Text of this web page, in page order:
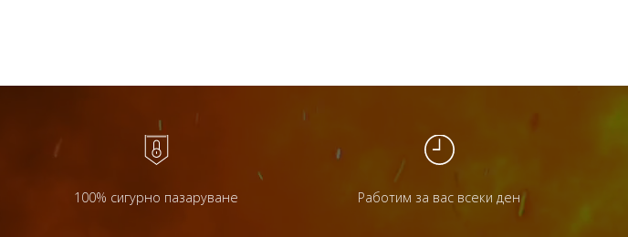
100% сигурно пазаруване Работим за вас всеки ден